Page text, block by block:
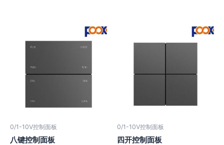
0/1-10V控制面板
八键控制面板
0/1-10V控制面板
四开控制面板